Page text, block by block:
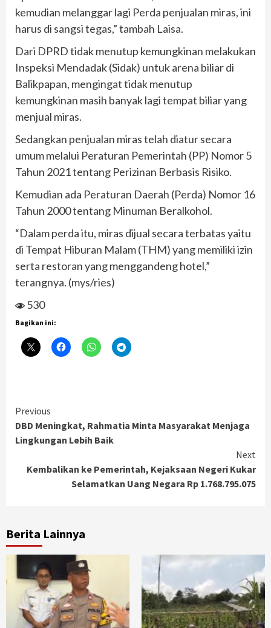
kemudian melanggar lagi Perda penjualan miras, ini
harus di sangsi tegas,” tambah Laisa.
Dari DPRD tidak menutup kemungkinan melakukan
Inspeksi Mendadak (Sidak) untuk arena biliar di
Balikpapan, mengingat tidak menutup
kemungkinan masih banyak lagi tempat biliar yang
menjual miras.
Sedangkan penjualan miras telah diatur secara
umum melalui Peraturan Pemerintah (PP) Nomor 5
Tahun 2021 tentang Perizinan Berbasis Risiko.
Kemudian ada Peraturan Daerah (Perda) Nomor 16
Tahun 2000 tentang Minuman Beralkohol.
“Dalam perda itu, miras dijual secara terbatas yaitu
di Tempat Hiburan Malam (THM) yang memiliki izin
serta restoran yang menggandeng hotel,”
terangnya. (mys/ries)
530
Bagikan ini:
Continue
Reading
Previous
DBD Meningkat, Rahmatia Minta Masyarakat Menjaga
Lingkungan Lebih Baik
Next
Kembalikan ke Pemerintah, Kejaksaan Negeri Kukar
Selamatkan Uang Negara Rp 1.768.795.075
Berita Lainnya